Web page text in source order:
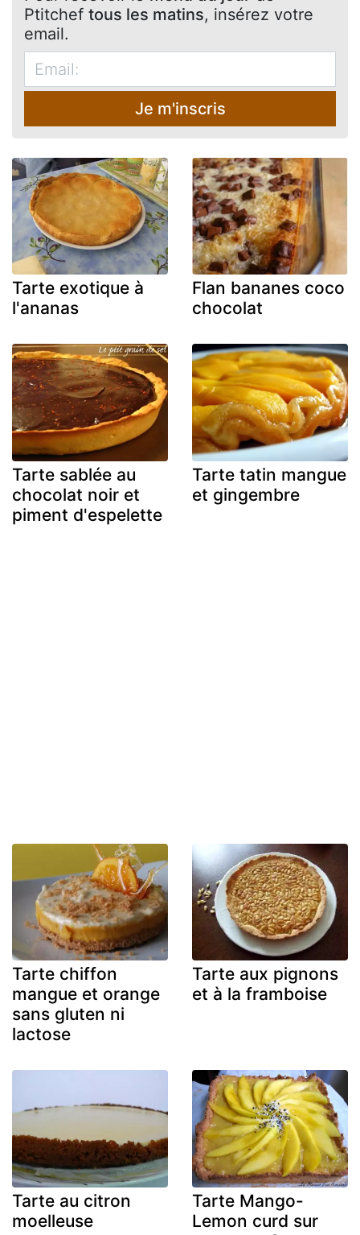
Ptitchef tous les matins, insérez votre
email.
Je m'inscris
Tarte exotique à
l'ananas
Flan bananes coco
chocolat
Tarte sablée au
chocolat noir et
piment d'espelette
Tarte tatin mangue
et gingembre
Tarte chiffon
mangue et orange
sans gluten ni
lactose
Tarte aux pignons
et à la framboise
Tarte au citron
moelleuse
Tarte Mango-
Lemon curd sur